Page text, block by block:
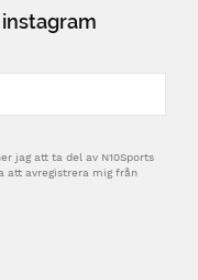
instagram
jag att ta del av N10Sports
att avregistrera mig från